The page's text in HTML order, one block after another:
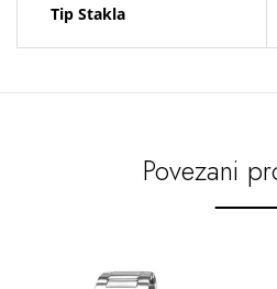
Tip Stakla
Povezani